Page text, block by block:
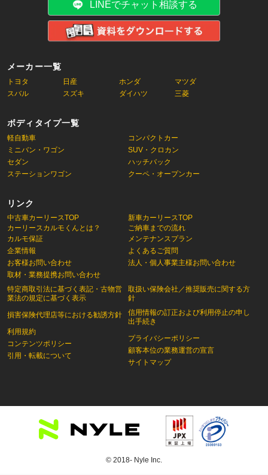
メーカー一覧
トヨタ 日産 ホンダ
マツダ
スバル
スズキ ダイハツ 三菱
ボディタイプ一覧
軽自動車
コンパクトカー
ミニバン・ワゴン
SUV・クロカン
セダン
ハッチバック
ステーションワゴン
クーペ・オープンカー
リンク
中古車カーリースTOP
カーリースカルモくんとは？
新車カーリースTOP
ご納車までの流れ
カルモ保証
企業情報
お客様お問い合わせ
取材・業務提携お問い合わせ
特定商取引法に基づく表記・古物営
業法の規定に基づく表示
損害保険代理店等における勧誘方針
利用規約
コンテンツポリシー
引用・転載について
メンテナンスプラン
よくあるご質問
法人・個人事業主様お問い合わせ
取扱い保険会社／推奨販売に関する方
針
信用情報の訂正および利用停止の申し
出手続き
プライバシーポリシー
顧客本位の業務運営の宣言
サイトマップ
LINEでチャット相談する
© 2018- Nyle Inc.